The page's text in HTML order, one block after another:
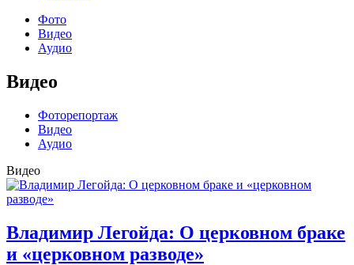
Фото
Видео
Аудио
Видео
Фоторепортаж
Видео
Аудио
Видео
Владимир Легойда: О церковном браке
и «церковном разводе»